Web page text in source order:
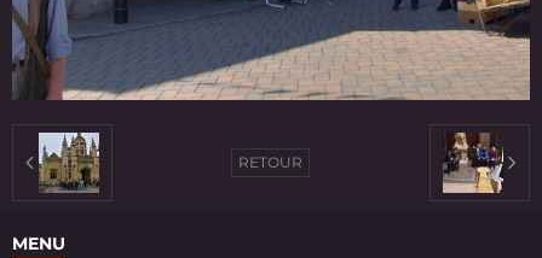
RETOUR
MENU